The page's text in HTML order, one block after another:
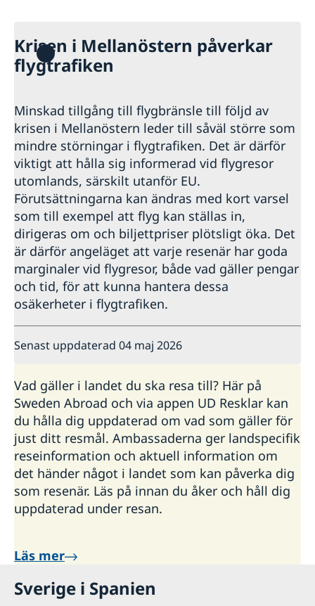
Krisen i Mellanöstern påverkar
flygtrafiken
Minskad tillgång till flygbränsle till följd av
krisen i Mellanöstern leder till såväl större som
mindre störningar i flygtrafiken. Det är därför
viktigt att hålla sig informerad vid flygresor
utomlands, särskilt utanför EU.
Förutsättningarna kan ändras med kort varsel
som till exempel att flyg kan ställas in,
dirigeras om och biljettpriser plötsligt öka. Det
är därför angeläget att varje resenär har goda
marginaler vid flygresor, både vad gäller pengar
och tid, för att kunna hantera dessa
osäkerheter i flygtrafiken.
Senast uppdaterad 04 maj 2026
Vad gäller i landet du ska resa till? Här på
Sweden Abroad och via appen UD Resklar kan
du hålla dig uppdaterad om vad som gäller för
just ditt resmål. Ambassaderna ger landspecifik
reseinformation och aktuell information om
det händer något i landet som kan påverka dig
som resenär. Läs på innan du åker och håll dig
uppdaterad under resan.
Läs mer
Sverige i Spanien